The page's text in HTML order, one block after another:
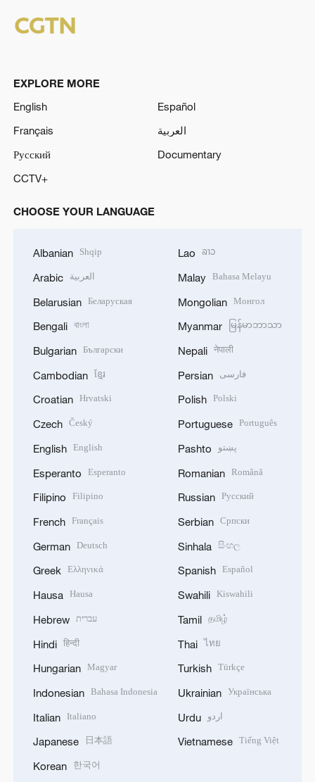
EXPLORE MORE
English
Español
Français
العربية
Русский
Documentary
CCTV+
CHOOSE YOUR LANGUAGE
Albanian Shqip
Arabic العربية
Belarusian Беларуская
Bengali বাংলা
Bulgarian Български
Cambodian ខ្មែរ
Croatian Hrvatski
Czech Český
English English
Esperanto Esperanto
Filipino Filipino
French Français
German Deutsch
Greek Ελληνικά
Hausa Hausa
Hebrew עברית
Hindi हिन्दी
Hungarian Magyar
Indonesian Bahasa Indonesia
Italian Italiano
Japanese 日本語
Korean 한국어
Lao ລາວ
Malay Bahasa Melayu
Mongolian Монгол
Myanmar မြန်မာဘာသာ
Nepali नेपाली
Persian فارسی
Polish Polski
Portuguese Português
Pashto پښتو
Romanian Română
Russian Русский
Serbian Српски
Sinhala සිංහල
Spanish Español
Swahili Kiswahili
Tamil தமிழ்
Thai ไทย
Turkish Türkçe
Ukrainian Українська
Urdu اردو
Vietnamese Tiếng Việt